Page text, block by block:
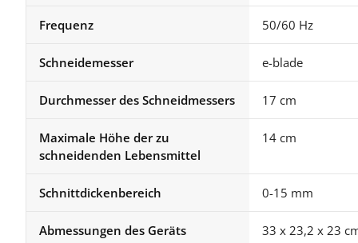
Frequenz 50/60 Hz
Schneidemesser e-blade
Durchmesser des Schneidmessers 17 cm
Maximale Höhe der zu
schneidenden Lebensmittel
14 cm
Schnittdickenbereich 0-15 mm
Abmessungen des Geräts 33 x 23,2 x 23